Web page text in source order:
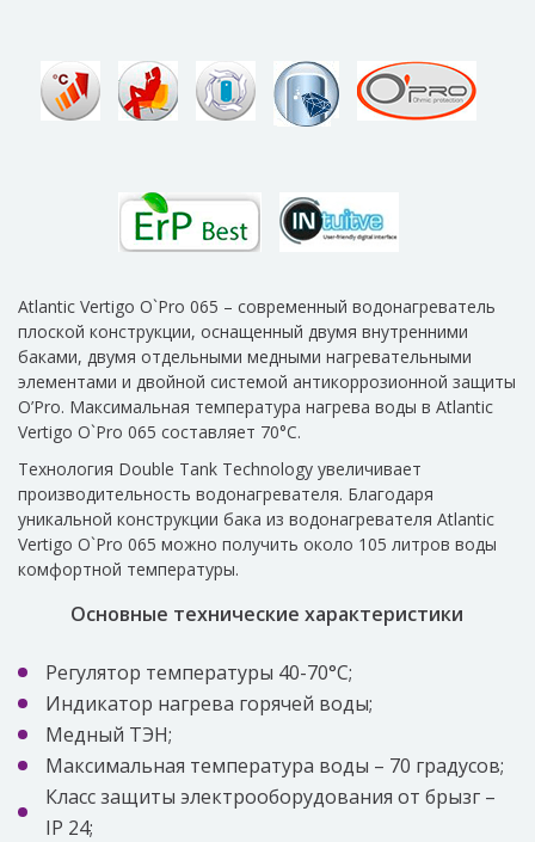
Atlantic Vertigo O`Pro 065 – современный водонагреватель
плоской конструкции, оснащенный двумя внутренними
баками, двумя отдельными медными нагревательными
элементами и двойной системой антикоррозионной защиты
O’Pro. Максимальная температура нагрева воды в Atlantic
Vertigo O`Pro 065 составляет 70°С.
Технология Double Tank Technology увеличивает
производительность водонагревателя. Благодаря
уникальной конструкции бака из водонагревателя Atlantic
Vertigo O`Pro 065 можно получить около 105 литров воды
комфортной температуры.
Основные технические характеристики
Регулятор температуры 40-70°C;
Индикатор нагрева горячей воды;
Медный ТЭН;
Максимальная температура воды – 70 градусов;
Класс защиты электрооборудования от брызг –
IP 24;